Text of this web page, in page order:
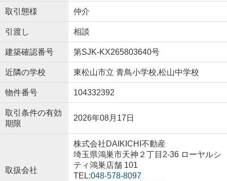
取引態様 仲介
引渡し 相談
建築確認番号 第SJK-KX265803640号
近隣の学校 東松山市立 青鳥小学校,松山中学校
物件番号 104332392
取引条件の有効
期限
2026年08月17日
取扱会社
株式会社DAIKICHI不動産
埼玉県鴻巣市天神２丁目2-36 ローヤルシ
ティ鴻巣店舗 101
TEL:048-578-8097